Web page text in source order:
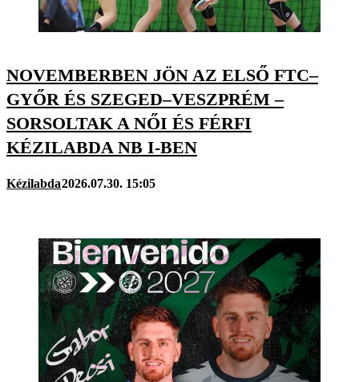
NOVEMBERBEN JÖN AZ ELSŐ FTC–
GYŐR ÉS SZEGED–VESZPRÉM –
SORSOLTAK A NŐI ÉS FÉRFI
KÉZILABDA NB I-BEN
Kézilabda2026.07.30. 15:05